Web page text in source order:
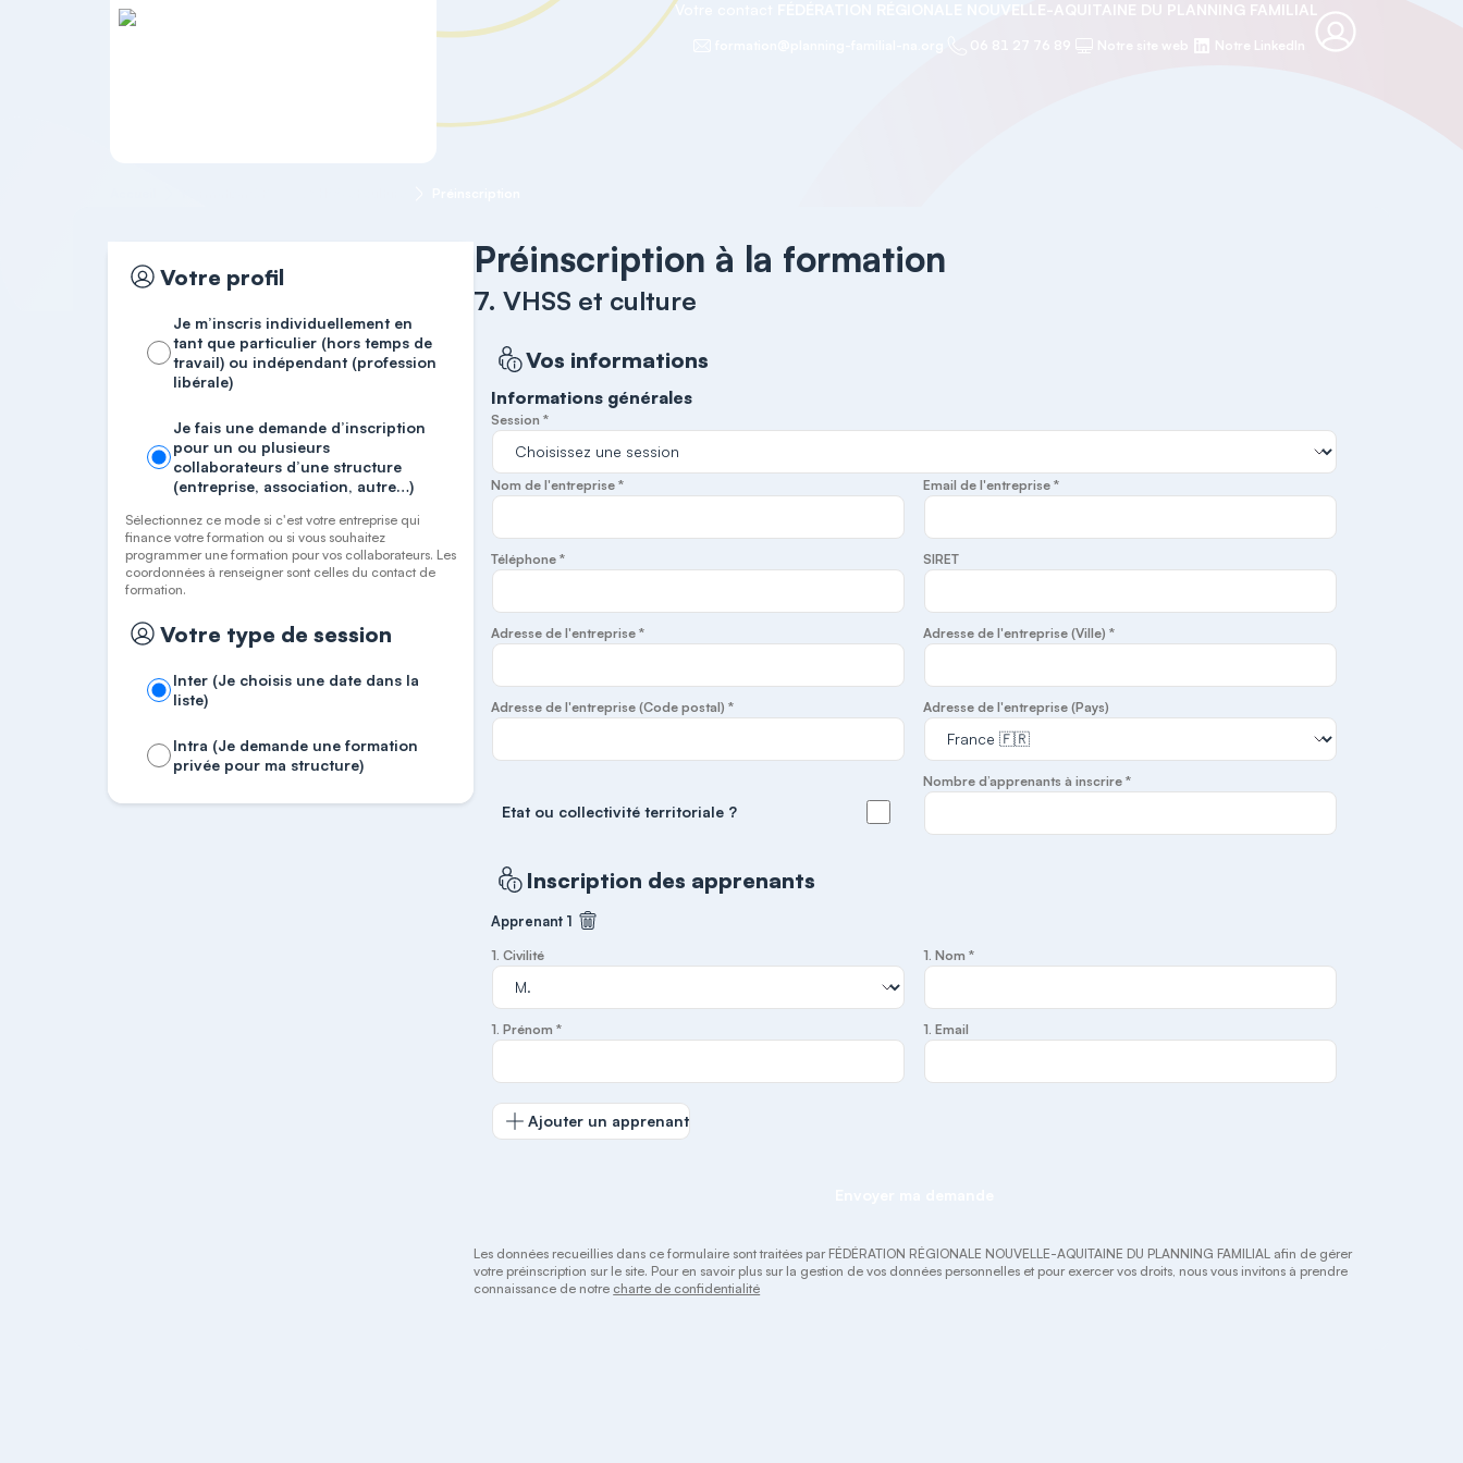
Votre contact FÉDÉRATION RÉGIONALE NOUVELLE-AQUITAINE DU PLANNING FAMILIAL
Notre site web Notre LinkedIn
Votre profil
Je m’inscris individuellement en
tant que particulier (hors temps de
travail) ou indépendant (profession
libérale)
Je fais une demande d’inscription
pour un ou plusieurs
collaborateurs d’une structure
(entreprise, association, autre…)
Sélectionnez ce mode si c'est votre entreprise qui
finance votre formation ou si vous souhaitez
programmer une formation pour vos collaborateurs. Les
coordonnées à renseigner sont celles du contact de
formation.
Votre type de session
Inter (Je choisis une date dans la
liste)
Intra (Je demande une formation
privée pour ma structure)
Préinscription à la formation
7. VHSS et culture
Vos informations
Informations générales
Session *
Nom de l'entreprise * Email de l'entreprise *
Téléphone * SIRET
Adresse de l'entreprise * Adresse de l'entreprise (Ville) *
Adresse de l'entreprise (Code postal) * Adresse de l'entreprise (Pays)
Etat ou collectivité territoriale ?
Nombre d’apprenants à inscrire *
Inscription des apprenants
Apprenant 1 Supprimer cet apprenant
1. Civilité 1. Nom *
1. Prénom * 1. Email
Ajouter un apprenant
Les données recueillies dans ce formulaire sont traitées par FÉDÉRATION RÉGIONALE NOUVELLE-AQUITAINE DU PLANNING FAMILIAL afin de gérer
votre préinscription sur le site. Pour en savoir plus sur la gestion de vos données personnelles et pour exercer vos droits, nous vous invitons à prendre
connaissance de notre charte de confidentialité